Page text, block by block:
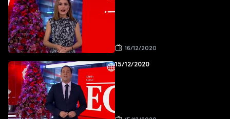
16/12/2020
15/12/2020